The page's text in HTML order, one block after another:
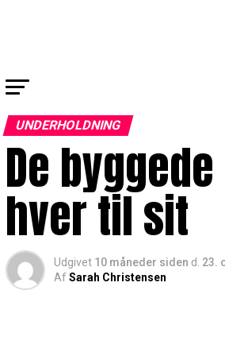
UNDERHOLDNING
De
hver til sit
Udgivet 10 måneder siden d. 23.
AfSarah Christensen